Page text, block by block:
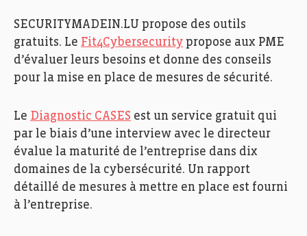
SECURITYMADEIN.LU propose des outils
gratuits. Le Fit4Cybersecurity propose aux PME
d’évaluer leurs besoins et donne des conseils
pour la mise en place de mesures de sécurité.
Le Diagnostic CASES est un service gratuit qui
par le biais d’une interview avec le directeur
évalue la maturité de l’entreprise dans dix
domaines de la cybersécurité. Un rapport
détaillé de mesures à mettre en place est fourni
à l’entreprise.